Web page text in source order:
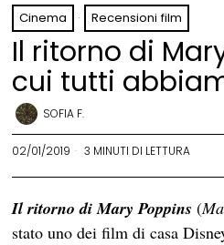
Cinema · Recensioni film
Il ritorno di
cui tutti
SOFIA F.
02/01/2019 3 MINUTI DI LETTURA
Il ritorno di Mary Poppins (
stato uno dei film di casa